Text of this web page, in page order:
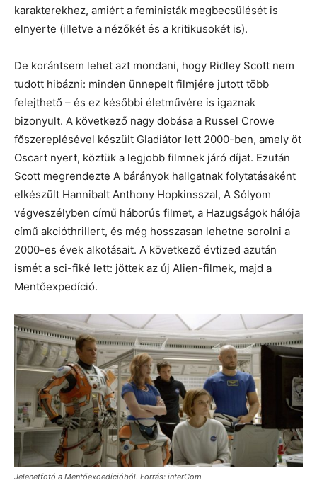
karakterekhez, amiért a feministák megbecsülését is
elnyerte (illetve a nézőkét és a kritikusokét is).
De korántsem lehet azt mondani, hogy Ridley Scott nem
tudott hibázni: minden ünnepelt filmjére jutott több
felejthető – és ez későbbi életművére is igaznak
bizonyult. A következő nagy dobása a Russel Crowe
főszereplésével készült Gladiátor lett 2000-ben, amely öt
Oscart nyert, köztük a legjobb filmnek járó díjat. Ezután
Scott megrendezte A bárányok hallgatnak folytatásaként
elkészült Hannibalt Anthony Hopkinsszal, A Sólyom
végveszélyben című háborús filmet, a Hazugságok hálója
című akcióthrillert, és még hosszasan lehetne sorolni a
2000-es évek alkotásait. A következő évtized azután
ismét a sci-fiké lett: jöttek az új Alien-filmek, majd a
Mentőexpedíció.
Jelenetfotó a Mentőexoedícióból. Forrás: interCom